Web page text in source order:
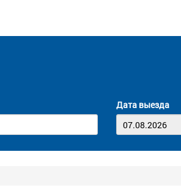
Дата выезда